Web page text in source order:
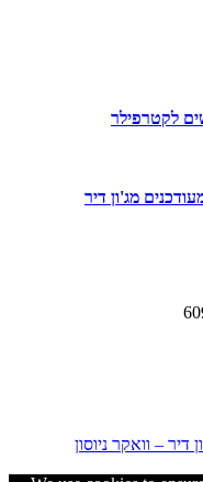
מג'ון דיר
דיר – וואקר ניוסון